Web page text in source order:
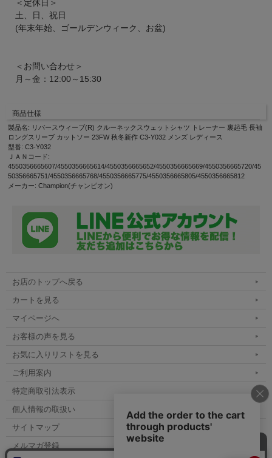
＜定休日＞
土、日、祝日
(年末年始、ゴールデンウィーク、お盆)
＜お問い合わせ＞
月～金：12:00～15:30
商品仕様
製品名: リバースウィーブ(R) クルーネックスウェットシャツ トレーナー 裏起毛 長袖
ロングスリーブ カットソー 23FW 秋冬新作 C3-Y032 メンズ レディース
型番: C3-Y032
ＪＡＮコード:
4550356665607/4550356665614/4550356665652/4550356665669/4550356665720/45
50356665751/4550356665768/4550356665775/4550356665805/4550356665812
メーカー: Champion(チャンピオン)
お店のトップへ戻る
カートを見る
マイページへ
お客様の声を見る
お気に入りリストを見る
ご利用案内
特定商取引法表示
個人情報の取扱い
サイトマップ
メルマガ登録